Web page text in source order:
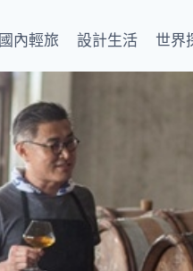
國內輕旅 設計生活 世界